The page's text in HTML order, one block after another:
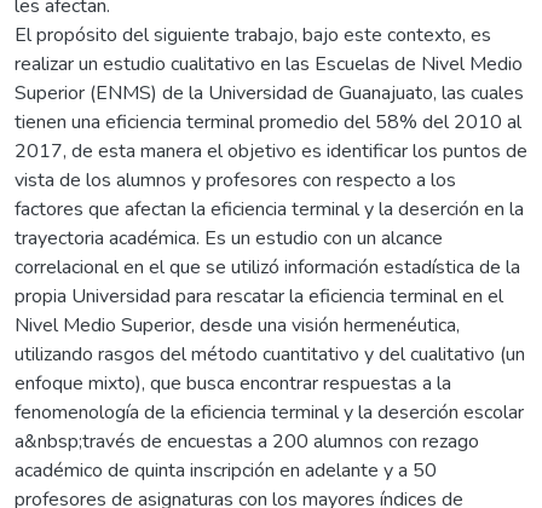
les afectan.
El propósito del siguiente trabajo, bajo este contexto, es
realizar un estudio cualitativo en las Escuelas de Nivel Medio
Superior (ENMS) de la Universidad de Guanajuato, las cuales
tienen una eficiencia terminal promedio del 58% del 2010 al
2017, de esta manera el objetivo es identificar los puntos de
vista de los alumnos y profesores con respecto a los
factores que afectan la eficiencia terminal y la deserción en la
trayectoria académica. Es un estudio con un alcance
correlacional en el que se utilizó información estadística de la
propia Universidad para rescatar la eficiencia terminal en el
Nivel Medio Superior, desde una visión hermenéutica,
utilizando rasgos del método cuantitativo y del cualitativo (un
enfoque mixto), que busca encontrar respuestas a la
fenomenología de la eficiencia terminal y la deserción escolar
a&nbsp;través de encuestas a 200 alumnos con rezago
académico de quinta inscripción en adelante y a 50
profesores de asignaturas con los mayores índices de